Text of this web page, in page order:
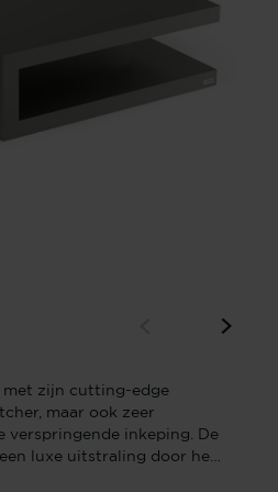
met zijn cutting-edge
maar ook zeer
verspringende inkeping. De
luxe uitstraling door het